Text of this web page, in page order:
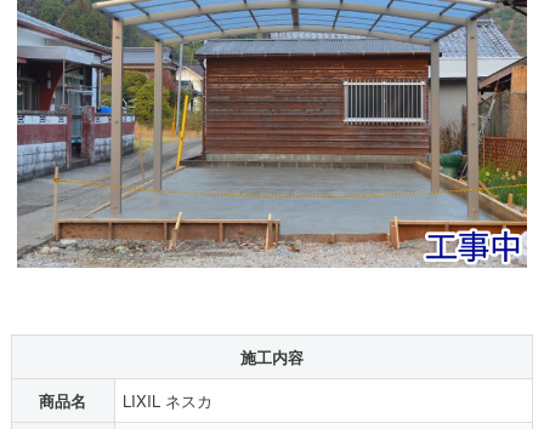
施工内容
商品名
LIXIL ネスカ